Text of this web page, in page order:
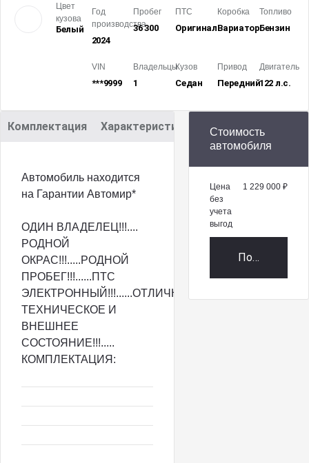
Цвет
кузова
Белый
Год
производства
2024
Пробег
36 300
ПТС
Оригинал
Коробка
Вариатор
Топливо
Бензин
VIN
***9999
Владельцы
1
Кузов
Седан
Привод
Передний
Двигатель
122 л.с.
Комплектация Характеристики Описание
Автомобиль находится
на Гарантии Автомир*
ОДИН ВЛАДЕЛЕЦ!!!....
РОДНОЙ
ОКРАС!!!.....РОДНОЙ
ПРОБЕГ!!!......ПТС
ЭЛЕКТРОННЫЙ!!!......ОТЛИЧНОЕ
ТЕХНИЧЕСКОЕ И
ВНЕШНЕЕ
СОСТОЯНИЕ!!!.....
КОМПЛЕКТАЦИЯ:
Стоимость
автомобиля
Цена
без
учета
выгод
1 229 000 ₽
Получить